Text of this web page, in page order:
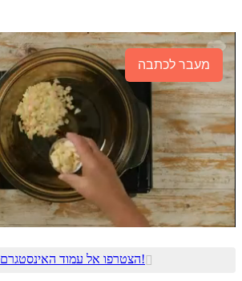
מעבר לכתבה
הצטרפו אל עמוד האינסטגרם של דר!